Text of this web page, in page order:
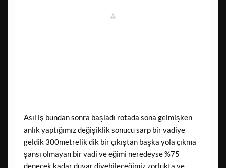
Asıl iş bundan sonra başladı rotada sona gelmişken
anlık yaptığımız değişiklik sonucu sarp bir vadiye
geldik 300metrelik dik bir çıkıştan başka yola çıkma
şansı olmayan bir vadi ve eğimi neredeyse %75
denecek kadar duvar diyebileceğimiz zorlukta ve